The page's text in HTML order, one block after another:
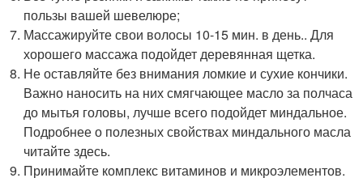
пользы вашей шевелюре;
Массажируйте свои волосы 10-15 мин. в день.. Для
хорошего массажа подойдет деревянная щетка.
Не оставляйте без внимания ломкие и сухие кончики.
Важно наносить на них смягчающее масло за полчаса
до мытья головы, лучше всего подойдет миндальное.
Подробнее о полезных свойствах миндального масла
читайте здесь.
Принимайте комплекс витаминов и микроэлементов.